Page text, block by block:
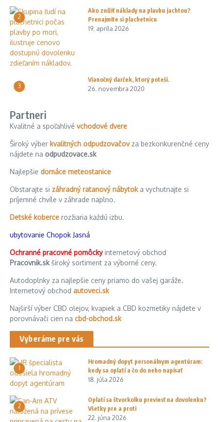
2
Ako znížiť náklady na plavbu jachtou?
Prenajmite si plachetnicu
19. apríla 2026
3
Vianočný darček, ktorý poteší.
26. novembra 2020
Partneri
Kvalitné a spoľahlivé vchodové dvere
Široký výber kvalitných odpudzovačovza bezkonkurenčné ceny
nájdete na odpudzovace.sk
Najlepšie domáce meteostanice
Obstarajte si záhradný ratanový nábytoka vychutnajte si
príjemné chvíle v záhrade naplno.
Detské koberce rozžiaria každú izbu.
ubytovanie Chopok Jasná
Ochranné pracovné pomôckyinternetový obchod
Pracovnik.skširoký sortiment za výborné ceny.
Autodoplnky za najlepšie ceny priamo do vašej garáže.
Internetový obchod autoveci.sk
Najširší výber CBD olejov, kvapiek a CBD kozmetiky nájdete v
porovnávači cien na cbd-obchod.sk
Vyberáme pre vás
1
Hromadný dopyt personálnym agentúram:
kedy sa oplatí a čo do neho napísať
18. júla 2026
2
Oplatí sa štvorkolku previesť na dovolenku?
Všetky pre a proti
22. júna 2026